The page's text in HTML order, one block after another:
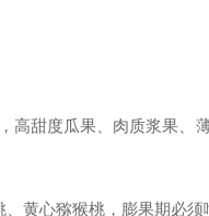
高甜度瓜果、肉质浆果、
黄心猕猴桃，膨果期必须